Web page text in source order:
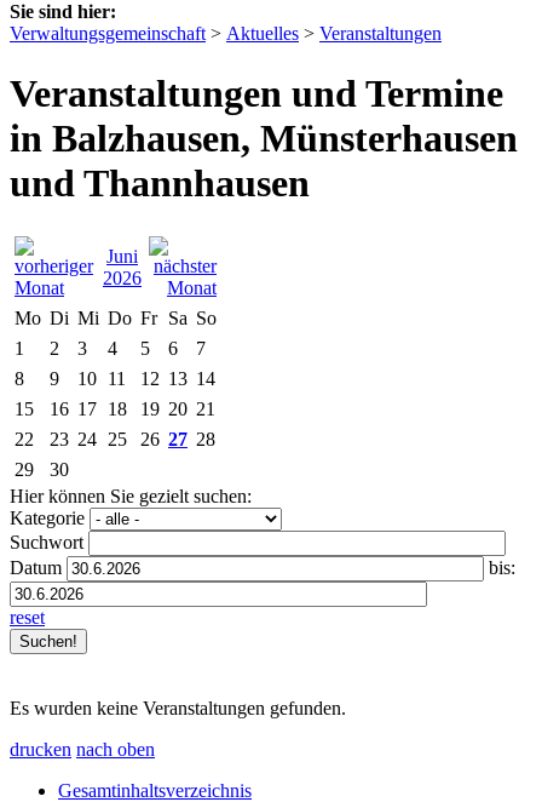
Sie sind hier:
Verwaltungsgemeinschaft > Aktuelles > Veranstaltungen
Veranstaltungen und Termine
in Balzhausen, Münsterhausen
und Thannhausen
Juni
2026
Mo Di Mi Do Fr Sa So
1
2 3 4 5 6
7
8
9 10 11 12 13 14
15
16 17 18 19 20 21
22
23 24 25 26 27 28
29
30
Hier können Sie gezielt suchen:
Kategorie
Suchwort
Datum
bis:
reset
Es wurden keine Veranstaltungen gefunden.
drucken nach oben
Gesamtinhaltsverzeichnis